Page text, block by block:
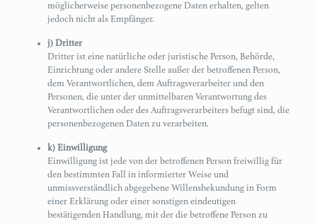
möglicherweise personenbezogene Daten erhalten, gelten
jedoch nicht als Empfänger.
j) Dritter
Dritter ist eine natürliche oder juristische Person, Behörde,
Einrichtung oder andere Stelle außer der betroffenen Person,
dem Verantwortlichen, dem Auftragsverarbeiter und den
Personen, die unter der unmittelbaren Verantwortung des
Verantwortlichen oder des Auftragsverarbeiters befugt sind, die
personenbezogenen Daten zu verarbeiten.
k) Einwilligung
Einwilligung ist jede von der betroffenen Person freiwillig für
den bestimmten Fall in informierter Weise und
unmissverständlich abgegebene Willensbekundung in Form
einer Erklärung oder einer sonstigen eindeutigen
bestätigenden Handlung, mit der die betroffene Person zu